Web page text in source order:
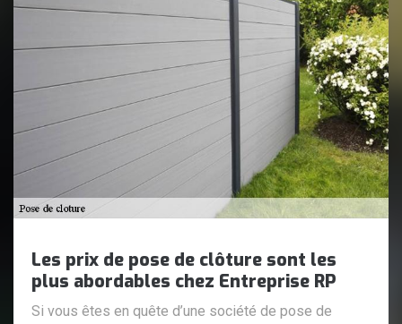
Les prix de pose de clôture sont les
plus abordables chez Entreprise RP
Si vous êtes en quête d’une société de pose de